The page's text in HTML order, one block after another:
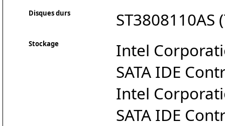
Disques durs ST3808110AS
Stockage
Intel
SATA IDE
Intel
SATA IDE